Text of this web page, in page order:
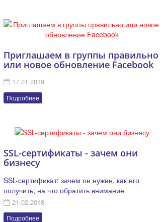
Приглашаем в группы правильно
или новое обновление Facebook
17.01.2019
Подробнее
SSL-сертификаты - зачем они
бизнесу
SSL-сертификат: зачем он нужен, как его
получить, на что обратить внимание
21.02.2018
Подробнее